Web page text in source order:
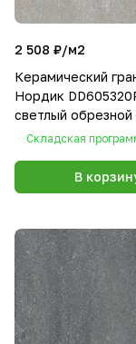
2 508 ₽/м2
Керамический
Нордик
светлый
Складская
В